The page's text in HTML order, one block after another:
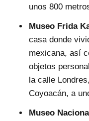
unos 800
Museo Frida
casa donde
mexicana, así
objetos
la calle
Coyoacán, a
Museo